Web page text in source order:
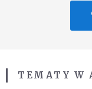
TEMATY W